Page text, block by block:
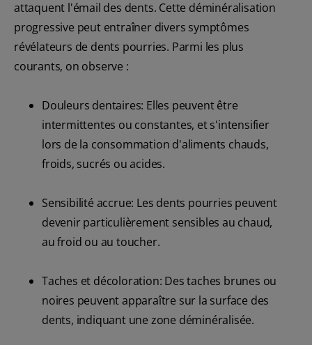
attaquent l'émail des dents. Cette déminéralisation
progressive peut entraîner divers symptômes
révélateurs de dents pourries. Parmi les plus
courants, on observe :
Douleurs dentaires: Elles peuvent être
intermittentes ou constantes, et s'intensifier
lors de la consommation d'aliments chauds,
froids, sucrés ou acides.
Sensibilité accrue: Les dents pourries peuvent
devenir particulièrement sensibles au chaud,
au froid ou au toucher.
Taches et décoloration: Des taches brunes ou
noires peuvent apparaître sur la surface des
dents, indiquant une zone déminéralisée.